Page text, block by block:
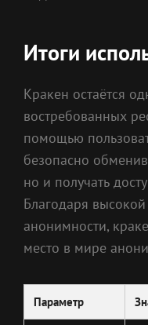
Итоги
Кракен остаётся
востребованных
помощью
безопасно
но и получать
Благодаря
анонимности,
место в мире
Параметр